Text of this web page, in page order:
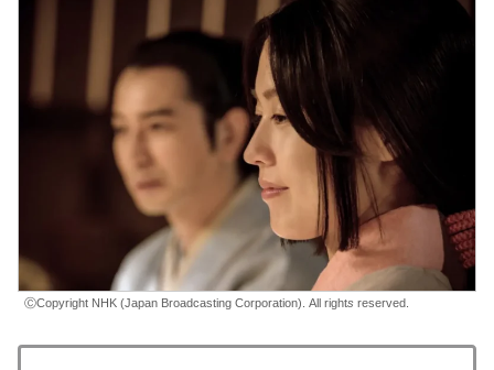
ⒸCopyright NHK (Japan Broadcasting Corporation). All rights reserved.